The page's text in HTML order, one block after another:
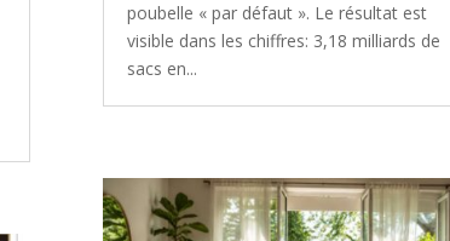
poubelle « par défaut ». Le résultat est
visible dans les chiffres: 3,18 milliards de
sacs en...